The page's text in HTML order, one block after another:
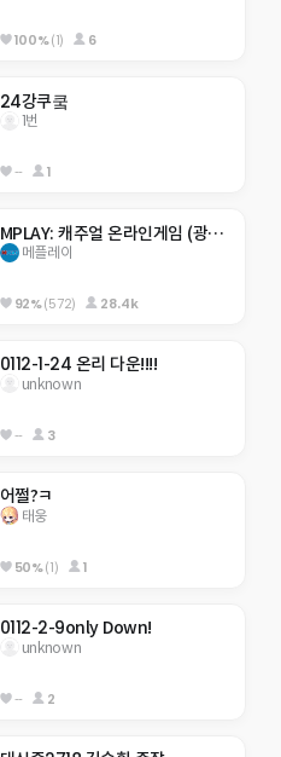
100%(1) 6
24강쿠쿸
1번
-- 1
MPLAY: 캐주얼 온라인게임 (광장/이벤트)
메플레이
92%(572) 28.4k
0112-1-24 온리 다운!!!!
unknown
-- 3
어쩔?ㅋ
태웅
50%(1) 1
0112-2-9only Down!
unknown
-- 2